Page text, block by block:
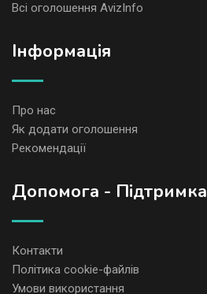
Всі оголошення AvizInfo
Iнформація
Про нас
Як додати оголошення
Рекомендації
Допомога - Підтримка
Контакти
Політика cookie-файлів
Умови використання